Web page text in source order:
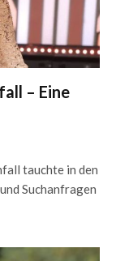
– Eine
tauchte in den
Suchanfragen